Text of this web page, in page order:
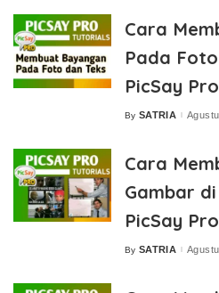
Cara
Pada
PicSay Pro
Posted
By SATRIA
Cara
Gambar
PicSay Pro
Posted
By SATRIA